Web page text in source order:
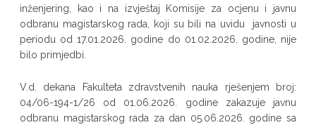
inženjering, kao i na izvještaj Komisije za ocjenu i javnu
odbranu magistarskog rada, koji su bili na uvidu javnosti u
periodu od 17.01.2026. godine do 01.02.2026. godine, nije
bilo primjedbi.
V.d. dekana Fakulteta zdravstvenih nauka rješenjem broj:
04/06-194-1/26 od 01.06.2026. godine zakazuje javnu
odbranu magistarskog rada za dan 05.06.2026. godine sa